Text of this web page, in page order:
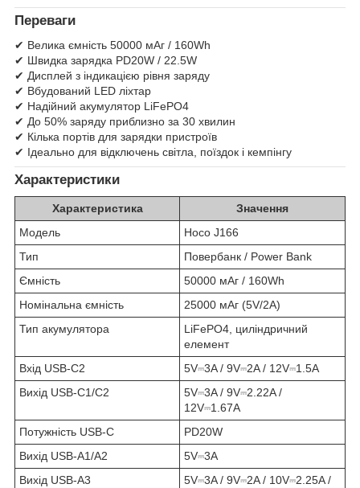
Переваги
✔ Велика ємність 50000 мАг / 160Wh
✔ Швидка зарядка PD20W / 22.5W
✔ Дисплей з індикацією рівня заряду
✔ Вбудований LED ліхтар
✔ Надійний акумулятор LiFePO4
✔ До 50% заряду приблизно за 30 хвилин
✔ Кілька портів для зарядки пристроїв
✔ Ідеально для відключень світла, поїздок і кемпінгу
Характеристики
Характеристика
Значення
Модель
Hoco J166
Тип
Повербанк / Power Bank
Ємність
50000 мАг / 160Wh
Номінальна ємність
25000 мАг (5V/2A)
Тип акумулятора
LiFePO4, циліндричний
елемент
Вхід USB-C2
5V⎓3A / 9V⎓2A / 12V⎓1.5A
Вихід USB-C1/C2
5V⎓3A / 9V⎓2.22A /
12V⎓1.67A
Потужність USB-C
PD20W
Вихід USB-A1/A2
5V⎓3A
Вихід USB-A3
5V⎓3A / 9V⎓2A / 10V⎓2.25A /